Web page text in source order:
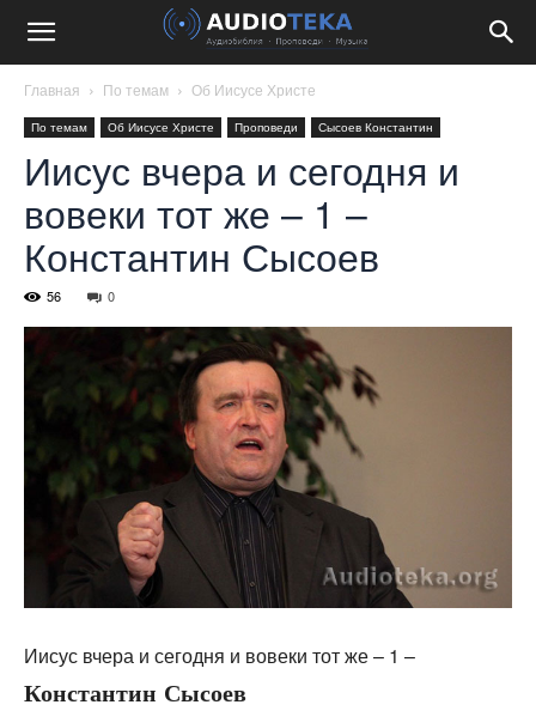
Главная По темам Об Иисусе Христе
По темам Об Иисусе Христе Проповеди Сысоев Константин
Иисус вчера и сегодня и
вовеки тот же – 1 –
Константин Сысоев
56 0
Иисус вчера и сегодня и вовеки тот же – 1 –
Константин Сысоев